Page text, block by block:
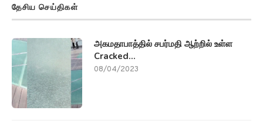
தேசிய செய்திகள்
அகமதாபாத்தில் சபர்மதி ஆற்றில் உள்ள
Cracked...
08/04/2023